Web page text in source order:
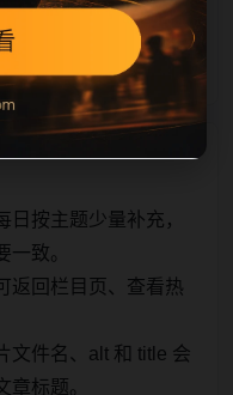
设页，重点承担栏目
集归类的承接作用。
按主题少量补充，
致。
返回栏目页、查看热
文件名、alt 和 title 会
标题。